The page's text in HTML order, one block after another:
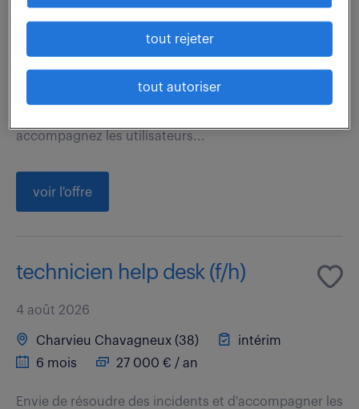
Lons Le Saunier (39) intérim
6 mois
Prêt(e) à résoudre les défis IT en tant que Technicien
help desk (F/H) ? Au sein d'une équipe dédiée, vous
accompagnez les utilisateurs...
voir l'offre
technicien help desk (f/h)
4 août 2026
Charvieu Chavagneux (38)
intérim
6 mois
27 000 € / an
Envie de résoudre des incidents et d'accompagner les
tout rejeter
tout autoriser